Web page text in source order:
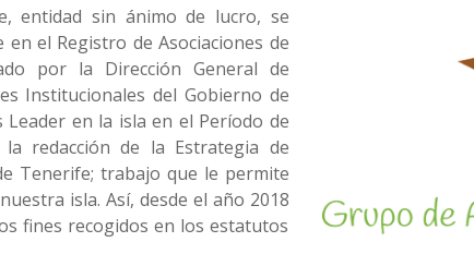
entidad sin ánimo de lucro, se
el Registro de Asociaciones de
por la Dirección General de
Institucionales del Gobierno de
en la isla en el Período de
redacción de la Estrategia de
Tenerife; trabajo que le permite
isla. Así, desde el año 2018
fines recogidos en los estatutos